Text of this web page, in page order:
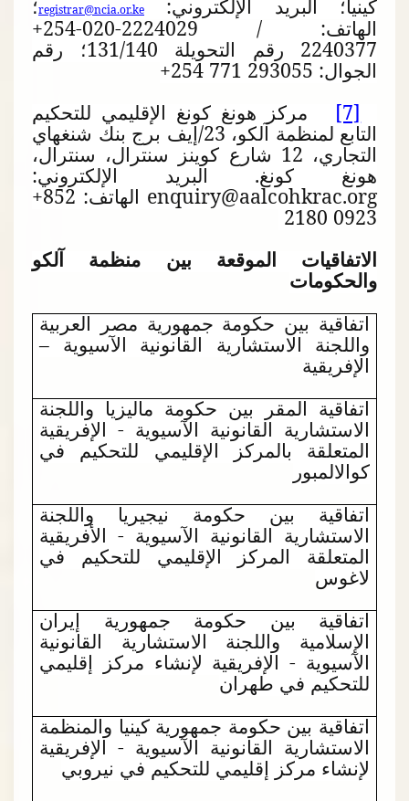
كينيا؛ البريد الإلكتروني: registrar@ncia.or.ke؛
الهاتف:
+254-020-2224029 /
2240377رقم التحويلة131/140؛ رقم
الجوال: +254 771 293055
[7] مركز هونغ كونغ الإقليمي للتحكيم
التابع لمنظمة آلكو، 23/إيف برج بنك شنغهاي
التجاري، 12 شارع كوينز سنترال، سنترال،
هونغ كونغ. البريد الإلكتروني:
enquiry@aalcohkrac.orgالهاتف:+852
2180 0923
الاتفاقيات الموقعة بين منظمة آلكو
والحكومات
اتفاقية بين حكومة جمهورية مصر العربية
واللجنة الاستشارية القانونية الآسيوية –
الإفريقية
اتفاقية المقر بين حكومة ماليزيا واللجنة
الاستشارية القانونية الآسيوية - الإفريقية
المتعلقة بالمركز الإقليمي للتحكيم في
كوالالمبور
اتفاقية بين حكومة نيجيريا واللجنة
الاستشارية القانونية الآسيوية - الأفريقية
المتعلقة المركز الإقليمي للتحكيم في
لاغوس
اتفاقية بين حكومة جمهورية إيران
الإسلامية واللجنة الاستشارية القانونية
الآسيوية - الإفريقية لإنشاء مركز إقليمي
للتحكيم في طهران
اتفاقية بين حكومة جمهورية كينيا والمنظمة
الاستشارية القانونية الآسيوية - الإفريقية
لإنشاء مركز إقليمي للتحكيم في نيروبي